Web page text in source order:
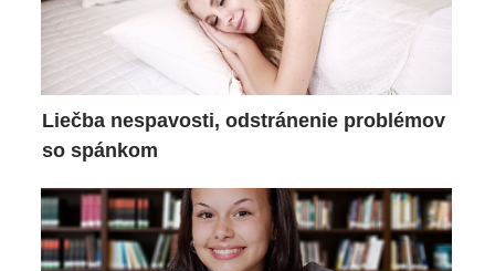
Liečba nespavosti, odstránenie problémov
so spánkom